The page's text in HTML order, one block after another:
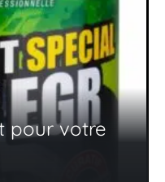
pour votre